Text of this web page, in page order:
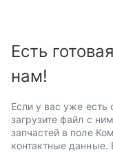
Есть
нам!
Если у вас уже есть
загрузите файл с
запчастей в поле
контактные данные.